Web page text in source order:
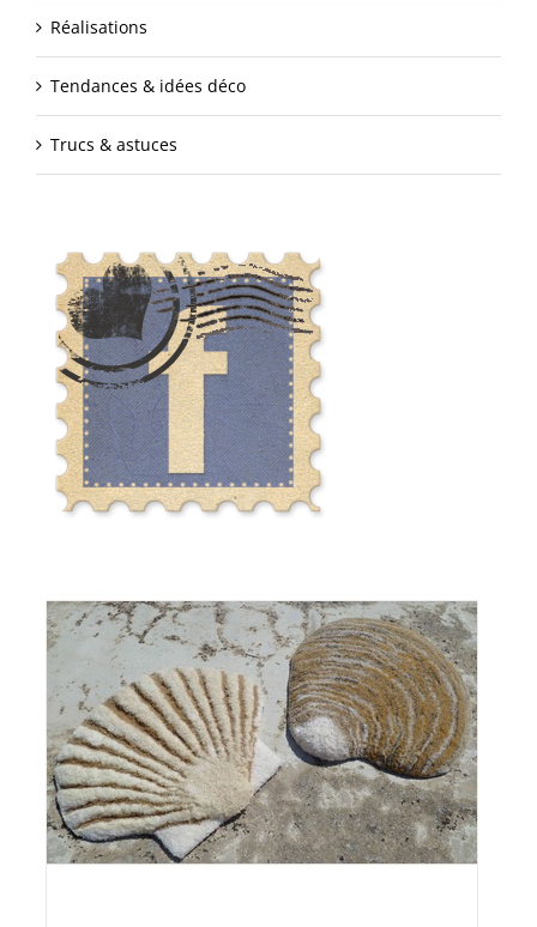
Réalisations
Tendances & idées déco
Trucs & astuces